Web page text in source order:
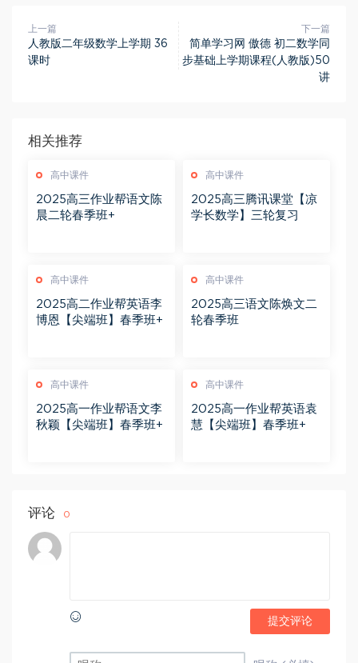
上一篇
人教版二年级数学上学期 36
课时
下一篇
简单学习网 傲德 初二数学同
步基础上学期课程(人教版)50
讲
相关推荐
高中课件
2025高三作业帮语文陈
晨二轮春季班+
高中课件
2025高三腾讯课堂【凉
学长数学】三轮复习
高中课件
2025高二作业帮英语李
博恩【尖端班】春季班+
高中课件
2025高三语文陈焕文二
轮春季班
高中课件
2025高一作业帮语文李
秋颖【尖端班】春季班+
高中课件
2025高一作业帮英语袁
慧【尖端班】春季班+
评论 0
提交评论